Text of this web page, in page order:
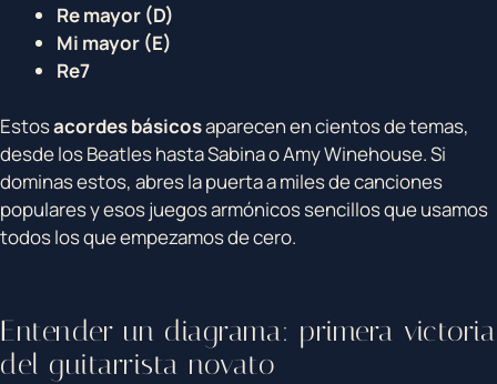
Re mayor (D)
Mi mayor (E)
Re7
Estosacordes básicosaparecen en cientos de temas,
desde los Beatles hasta Sabina o Amy Winehouse. Si
dominas estos, abres la puerta a miles de canciones
populares y esos juegos armónicos sencillos que usamos
todos los que empezamos de cero.
Entender un diagrama: primera victoria
del guitarrista novato